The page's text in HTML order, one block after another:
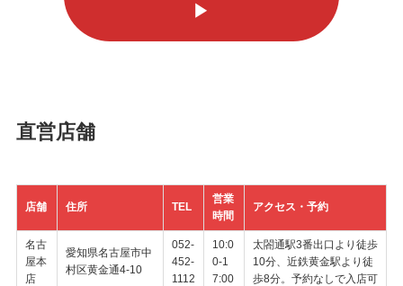
▶
直営店舗
店舗 住所 TEL
営業
時間
アクセス・予約
名古
屋本
店
愛知県名古屋市中
村区黄金通4-10
052-
452-
1112
10:0
0-1
7:00
太閤通駅3番出口より徒歩
10分、近鉄黄金駅より徒
歩8分。予約なしで入店可